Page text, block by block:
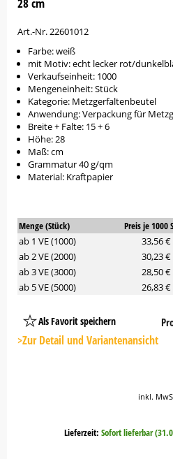
Art.-Nr. 22601012
Farbe: weiß
mit Motiv: echt lecker rot/
Verkaufseinheit: 1000
Mengeneinheit: Stück
Kategorie: Metzgerfaltenbeutel
Anwendung: Verpackung für
Breite + Falte: 15 + 6
Höhe: 28
Maß: cm
Grammatur 40 g/qm
Material: Kraftpapier
Menge (Stück) Preis je 1000
ab 1 VE (1000)
33,56 €
ab 2 VE (2000)
30,23 €
ab 3 VE (3000)
28,50 €
ab 5 VE (5000)
26,83 €
Als Favorit speichern
Button
>Zur Detail und Variantenansicht
inkl.
Lieferzeit: Sofort lieferbar